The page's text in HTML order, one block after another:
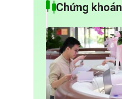
Chứng khoán